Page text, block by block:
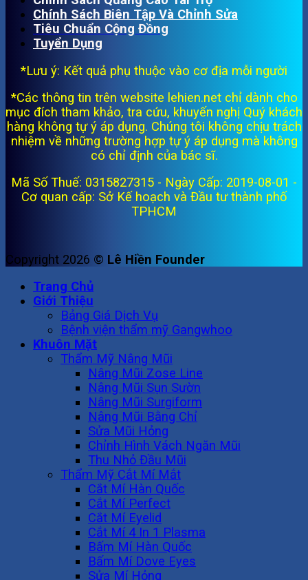
Chính Sách Biên Tập Và Chỉnh Sửa
Tiêu Chuẩn Cộng Đồng
Tuyển Dụng
*Lưu ý: Kết quả phụ thuộc vào cơ địa mỗi người
*Các thông tin trên website lehien.net chỉ dành cho
mục đích tham khảo, tra cứu, khuyến nghị Quý khách
hàng không tự ý áp dụng. Chúng tôi không chịu trách
nhiệm về những trường hợp tự ý áp dụng mà không
có chỉ định của bác sĩ.
Mã Số Thuế: 0315827315 - Ngày Cấp: 2019-08-01 -
Cơ quan cấp: Sở Kế hoạch và Đầu tư thành phố
TPHCM
Copyright 2026 © Lê Hiền Founder
Trang Chủ
Giới Thiệu
Bảng Giá Dịch Vụ
Bệnh viện thẩm mỹ Gangwhoo
Khuôn Mặt
Thẩm Mỹ Nâng Mũi
Nâng Mũi Zose Line
Nâng Mũi Sụn Sườn
Nâng Mũi Surgiform
Nâng Mũi Bằng Chỉ
Sửa Mũi Hỏng
Chỉnh Hình Vách Ngăn Mũi
Thu Nhỏ Đầu Mũi
Thẩm Mỹ Cắt Mí Mắt
Cắt Mí Hàn Quốc
Cắt Mí Perfect
Cắt Mí Eyelid
Cắt Mí 4 In 1 Plasma
Bấm Mí Hàn Quốc
Bấm Mí Dove Eyes
Sửa Mí Hỏng